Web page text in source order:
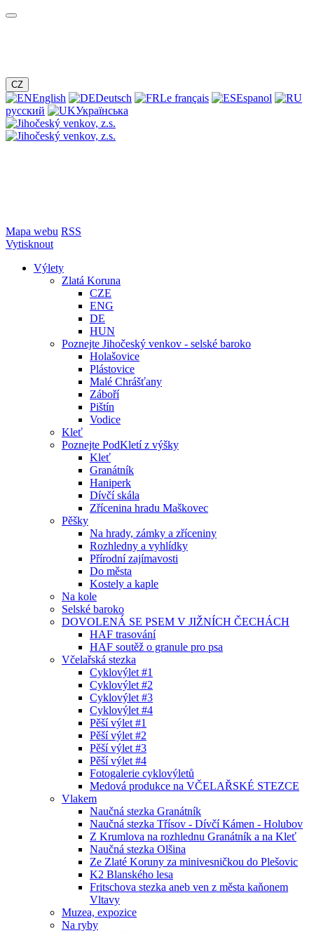
CZ
English Deutsch Le français
Espanol
русский
Українська
Mapa webu RSS
Vytisknout
Výlety
Zlatá Koruna
CZE
ENG
DE
HUN
Poznejte Jihočeský venkov - selské baroko
Holašovice
Plástovice
Malé Chrášťany
Záboří
Pištín
Vodice
Kleť
Poznejte PodKletí z výšky
Kleť
Granátník
Haniperk
Dívčí skála
Zřícenina hradu Maškovec
Pěšky
Na hrady, zámky a zříceniny
Rozhledny a vyhlídky
Přírodní zajímavosti
Do města
Kostely a kaple
Na kole
Selské baroko
DOVOLENÁ SE PSEM V JIŽNÍCH ČECHÁCH
HAF trasování
HAF soutěž o granule pro psa
Včelařská stezka
Cyklovýlet #1
Cyklovýlet #2
Cyklovýlet #3
Cyklovýlet #4
Pěší výlet #1
Pěší výlet #2
Pěší výlet #3
Pěší výlet #4
Fotogalerie cyklovýletů
Medová produkce na VČELAŘSKÉ STEZCE
Vlakem
Naučná stezka Granátník
Naučná stezka Třísov - Dívčí Kámen - Holubov
Z Krumlova na rozhlednu Granátník a na Kleť
Naučná stezka Olšina
Ze Zlaté Koruny za minivesničkou do Plešovic
K2 Blanského lesa
Fritschova stezka aneb ven z města kaňonem
Vltavy
Muzea, expozice
Na ryby